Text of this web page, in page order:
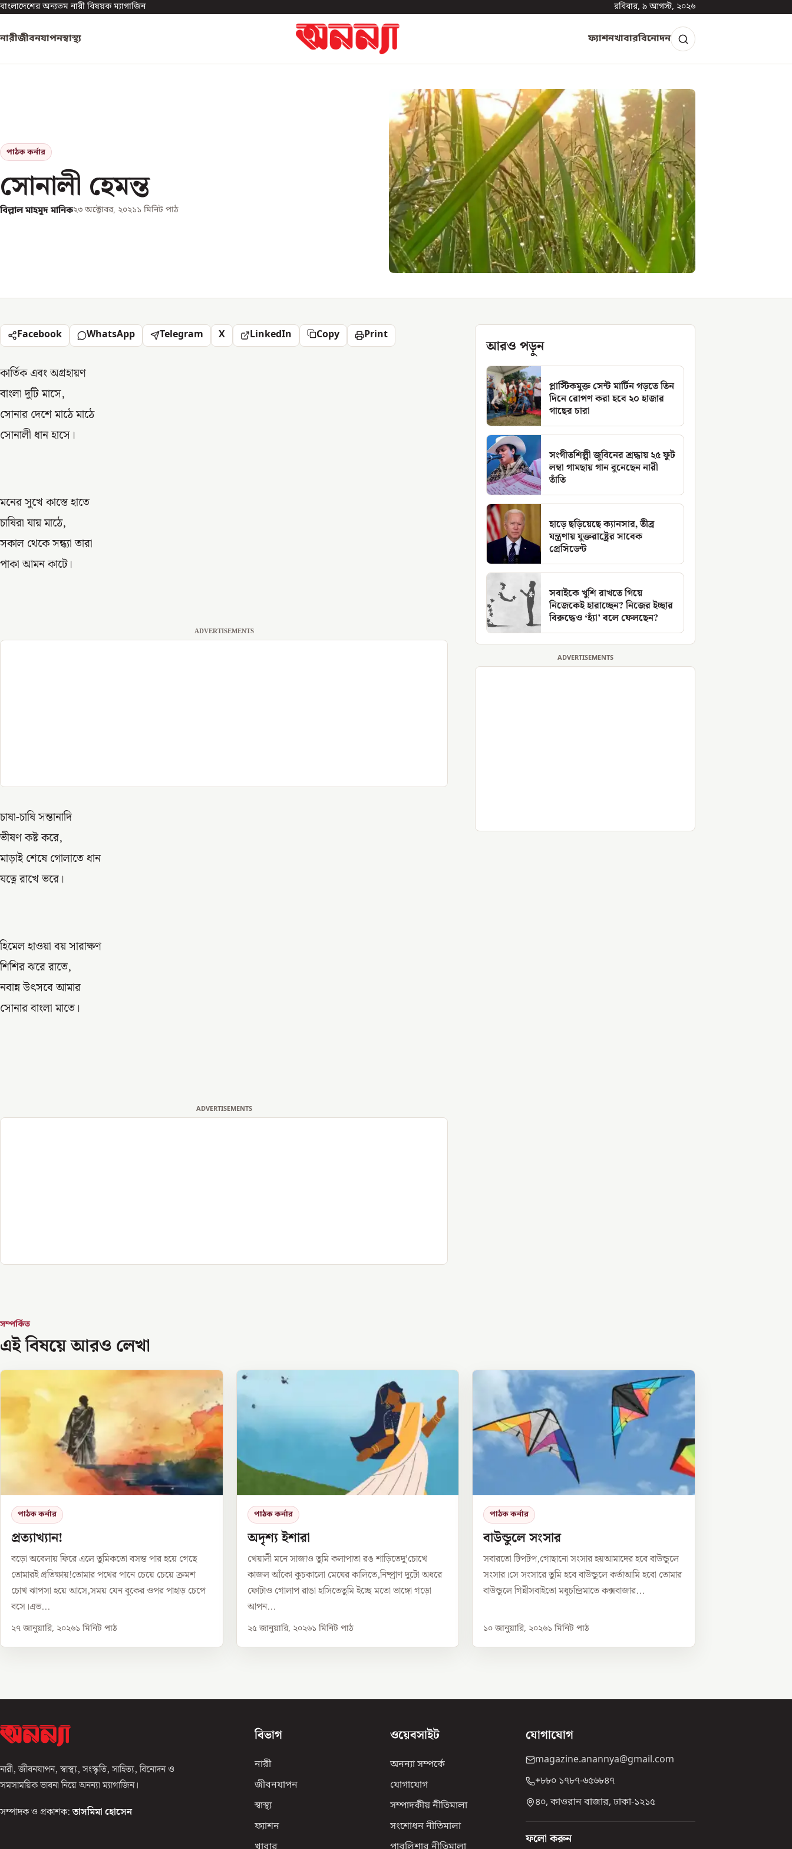
বাংলাদেশের অন্যতম নারী বিষয়ক ম্যাগাজিন রবিবার, ৯ আগস্ট, ২০২৬
নারীজীবনযাপনস্বাস্থ্য ফ্যাশনখাবারবিনোদন
পাঠক কর্নার
সোনালী হেমন্ত
বিল্লাল মাহমুদ মানিক২৩ অক্টোবর, ২০২১১ মিনিট পাঠ
Facebook WhatsApp Telegram X LinkedIn Copy Print
কার্তিক এবং অগ্রহায়ণ
বাংলা দুটি মাসে,
সোনার দেশে মাঠে মাঠে
সোনালী ধান হাসে।
মনের সুখে কাস্তে হাতে
চাষিরা যায় মাঠে,
সকাল থেকে সন্ধ্যা তারা
পাকা আমন কাটে।
ADVERTISEMENTS
চাষা-চাষি সন্তানাদি
ভীষণ কষ্ট করে,
মাড়াই শেষে গোলাতে ধান
যত্নে রাখে ভরে।
হিমেল হাওয়া বয় সারাক্ষণ
শিশির ঝরে রাতে,
নবান্ন উৎসবে আমার
সোনার বাংলা মাতে।
ADVERTISEMENTS
আরও পড়ুন
প্লাস্টিকমুক্ত সেন্ট মার্টিন গড়তে তিন
দিনে রোপণ করা হবে ২০ হাজার
গাছের চারা
সংগীতশিল্পী জুবিনের শ্রদ্ধায় ২৫ ফুট
লম্বা গামছায় গান বুনেছেন নারী
তাঁতি
হাড়ে ছড়িয়েছে ক্যানসার, তীব্র
যন্ত্রণায় যুক্তরাষ্ট্রের সাবেক
প্রেসিডেন্ট
সবাইকে খুশি রাখতে গিয়ে
নিজেকেই হারাচ্ছেন? নিজের ইচ্ছার
বিরুদ্ধেও ‘হ্যাঁ’ বলে ফেলছেন?
ADVERTISEMENTS
সম্পর্কিত
এই বিষয়ে আরও লেখা
পাঠক কর্নার
প্রত্যাখ্যান!
বড়ো অবেলায় ফিরে এলে তুমিকতো বসন্ত পার হয়ে গেছে
তোমারই প্রতিক্ষায়!তোমার পথের পানে চেয়ে চেয়ে ক্রমশ
চোখ ঝাপসা হয়ে আসে,সময় যেন বুকের ওপর পাহাড় চেপে
বসে।এভ...
২৭ জানুয়ারি, ২০২৬১ মিনিট পাঠ
পাঠক কর্নার
অদৃশ্য ইশারা
খেয়ালী মনে সাজাও তুমি কলাপাতা রঙ শাড়িতেদু’চোখে
কাজল আঁকো কুচকালো মেঘের কালিতে,নিষ্প্রাণ দুটো অধরে
ফোটাও গোলাপ রাঙা হাসিতেতুমি ইচ্ছে মতো ভাঙ্গো গড়ো
আপন...
২৫ জানুয়ারি, ২০২৬১ মিনিট পাঠ
পাঠক কর্নার
বাউন্ডুলে সংসার
সবারতো টিপটপ,গোছানো সংসার হয়আমাদের হবে বাউন্ডুলে
সংসার।সে সংসারে তুমি হবে বাউন্ডুলে কর্তাআমি হবো তোমার
বাউন্ডুলে গিন্নীসবাইতো মধুচন্দ্রিমাতে কক্সবাজার...
১০ জানুয়ারি, ২০২৬১ মিনিট পাঠ
নারী, জীবনযাপন, স্বাস্থ্য, সংস্কৃতি, সাহিত্য, বিনোদন ও
সমসাময়িক ভাবনা নিয়ে অনন্যা ম্যাগাজিন।
সম্পাদক ও প্রকাশক: তাসমিমা হোসেন
বিভাগ
নারী
জীবনযাপন
স্বাস্থ্য
ফ্যাশন
ওয়েবসাইট
অনন্যা সম্পর্কে
যোগাযোগ
সম্পাদকীয় নীতিমালা
সংশোধন নীতিমালা
যোগাযোগ
magazine.anannya@gmail.com
+৮৮০ ১৭৮৭-৬৫৬৮৪৭
৪০, কাওরান বাজার, ঢাকা-১২১৫
ফলো করুন